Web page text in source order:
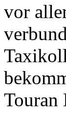
vor
Touran